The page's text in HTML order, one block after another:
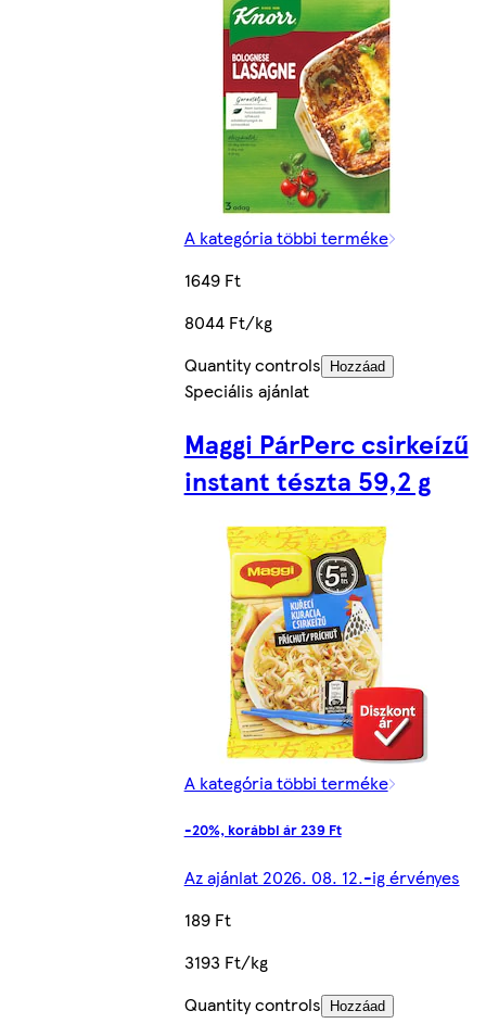
A kategória többi terméke
1649 Ft
8044 Ft/kg
Quantity controls
Hozzáad
Speciális ajánlat
Maggi PárPerc csirkeízű
instant tészta 59,2 g
A kategória többi terméke
-20%, korábbi ár 239 Ft
Az ajánlat 2026. 08. 12.-ig érvényes
189 Ft
3193 Ft/kg
Quantity controls
Hozzáad